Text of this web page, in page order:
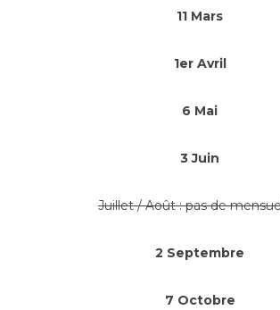
11 Mars
1er Avril
6 Mai
3 Juin
Juillet / Août : pas de
2 Septembre
7 Octobre